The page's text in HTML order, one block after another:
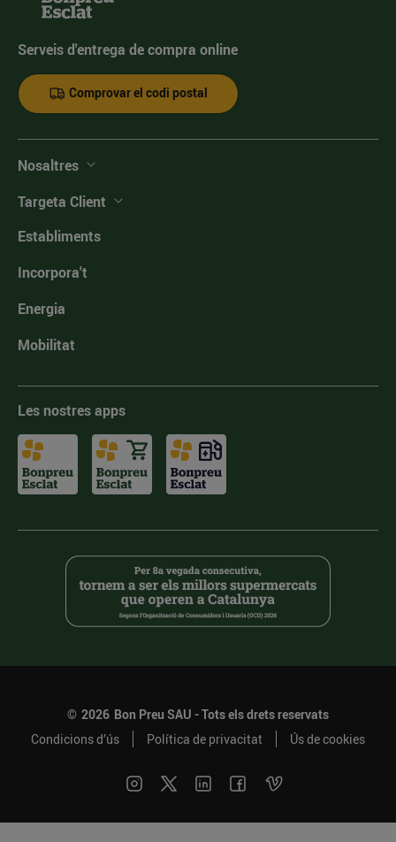
Serveis d'entrega de compra online
Comprovar el codi postal
Nosaltres
Targeta Client
Establiments
Incorpora't
Energia
Mobilitat
Les nostres apps
© 2026 Bon Preu SAU - Tots els drets reservats
Condicions d’ús
Política de privacitat Ús de cookies